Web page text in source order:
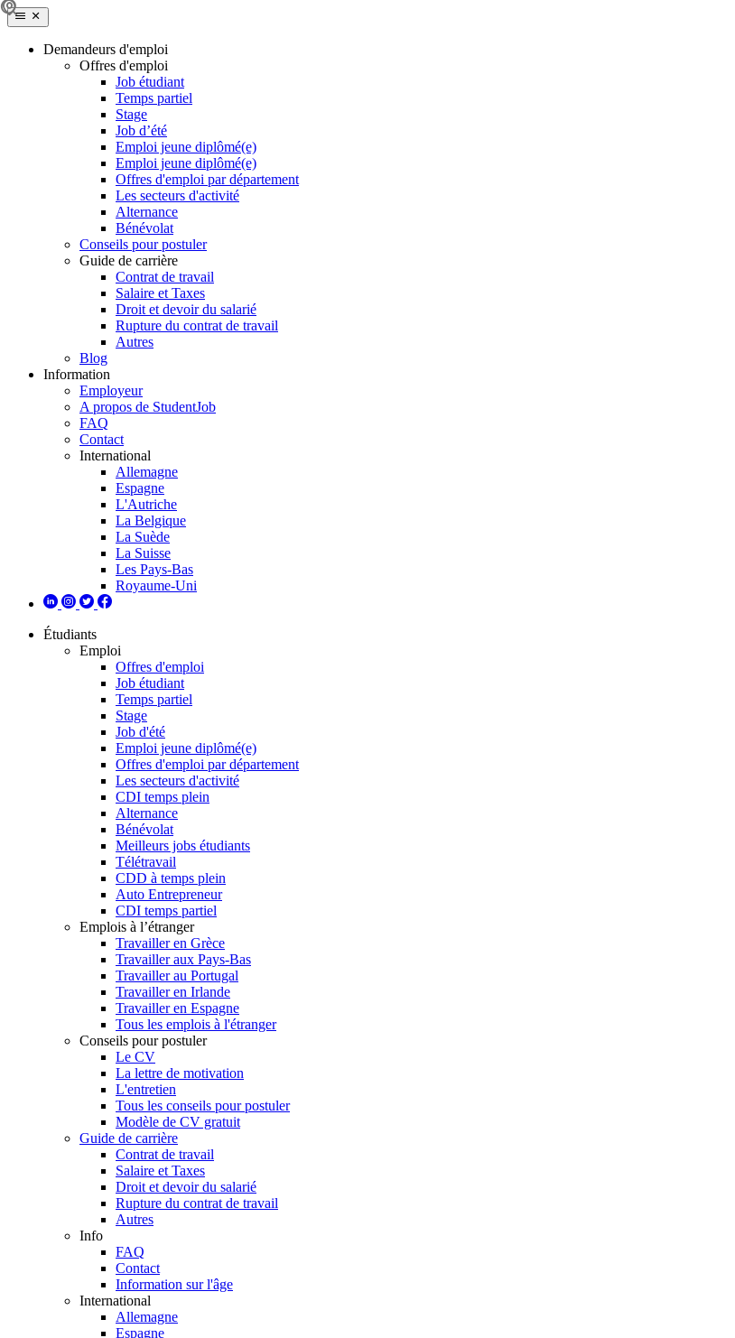
Demandeurs d'emploi
Offres d'emploi
Job étudiant
Temps partiel
Stage
Job d’été
Emploi jeune diplômé(e)
Emploi jeune diplômé(e)
Offres d'emploi par département
Les secteurs d'activité
Alternance
Bénévolat
Conseils pour postuler
Guide de carrière
Contrat de travail
Salaire et Taxes
Droit et devoir du salarié
Rupture du contrat de travail
Autres
Blog
Information
Employeur
A propos de StudentJob
FAQ
Contact
International
Allemagne
Espagne
L'Autriche
La Belgique
La Suède
La Suisse
Les Pays-Bas
Royaume-Uni
Étudiants
Emploi
Offres d'emploi
Job étudiant
Temps partiel
Stage
Job d'été
Emploi jeune diplômé(e)
Offres d'emploi par département
Les secteurs d'activité
CDI temps plein
Alternance
Bénévolat
Meilleurs jobs étudiants
Télétravail
CDD à temps plein
Auto Entrepreneur
CDI temps partiel
Emplois à l’étranger
Travailler en Grèce
Travailler aux Pays-Bas
Travailler au Portugal
Travailler en Irlande
Travailler en Espagne
Tous les emplois à l'étranger
Conseils pour postuler
Le CV
La lettre de motivation
L'entretien
Tous les conseils pour postuler
Modèle de CV gratuit
Guide de carrière
Contrat de travail
Salaire et Taxes
Droit et devoir du salarié
Rupture du contrat de travail
Autres
Info
FAQ
Contact
Information sur l'âge
International
Allemagne
Espagne